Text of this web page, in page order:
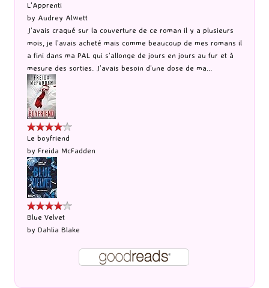
L'Apprenti
by Audrey Alwett
J’avais craqué sur la couverture de ce roman il y a plusieurs
mois, je l’avais acheté mais comme beaucoup de mes romans il
a fini dans ma PAL qui s’allonge de jours en jours au fur et à
mesure des sorties. J’avais besoin d’une dose de ma...
Le boyfriend
by Freida McFadden
Blue Velvet
by Dahlia Blake